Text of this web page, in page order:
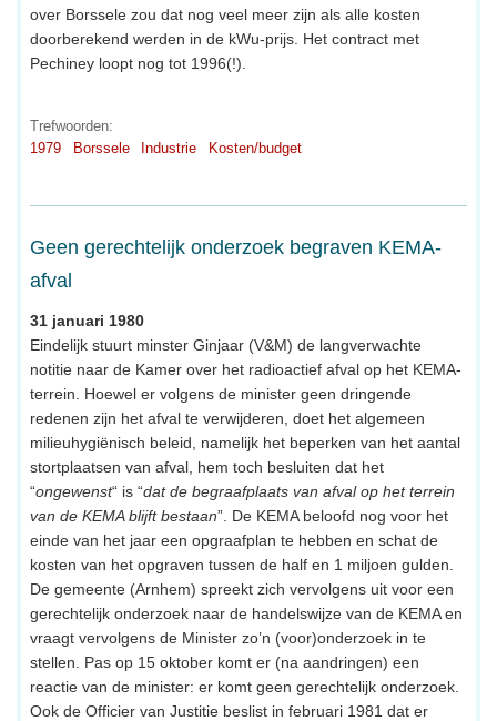
over Borssele zou dat nog veel meer zijn als alle kosten
doorberekend werden in de kWu-prijs. Het contract met
Pechiney loopt nog tot 1996(!).
Trefwoorden:
1979
Borssele Industrie Kosten/budget
Geen gerechtelijk onderzoek begraven KEMA-
afval
31 januari 1980
Eindelijk stuurt minster Ginjaar (V&M) de langverwachte
notitie naar de Kamer over het radioactief afval op het KEMA-
terrein. Hoewel er volgens de minister geen dringende
redenen zijn het afval te verwijderen, doet het algemeen
milieuhygiënisch beleid, namelijk het beperken van het aantal
stortplaatsen van afval, hem toch besluiten dat het
“ongewenst“ is “dat de begraafplaats van afval op het terrein
van de KEMA blijft bestaan”. De KEMA beloofd nog voor het
einde van het jaar een opgraafplan te hebben en schat de
kosten van het opgraven tussen de half en 1 miljoen gulden.
De gemeente (Arnhem) spreekt zich vervolgens uit voor een
gerechtelijk onderzoek naar de handelswijze van de KEMA en
vraagt vervolgens de Minister zo’n (voor)onderzoek in te
stellen. Pas op 15 oktober komt er (na aandringen) een
reactie van de minister: er komt geen gerechtelijk onderzoek.
Ook de Officier van Justitie beslist in februari 1981 dat er